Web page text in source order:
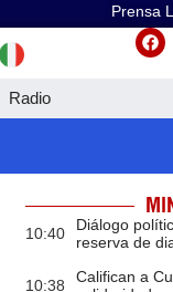
Prensa
Radio
10:40
Diálogo
reserva de
10:38
Califican a